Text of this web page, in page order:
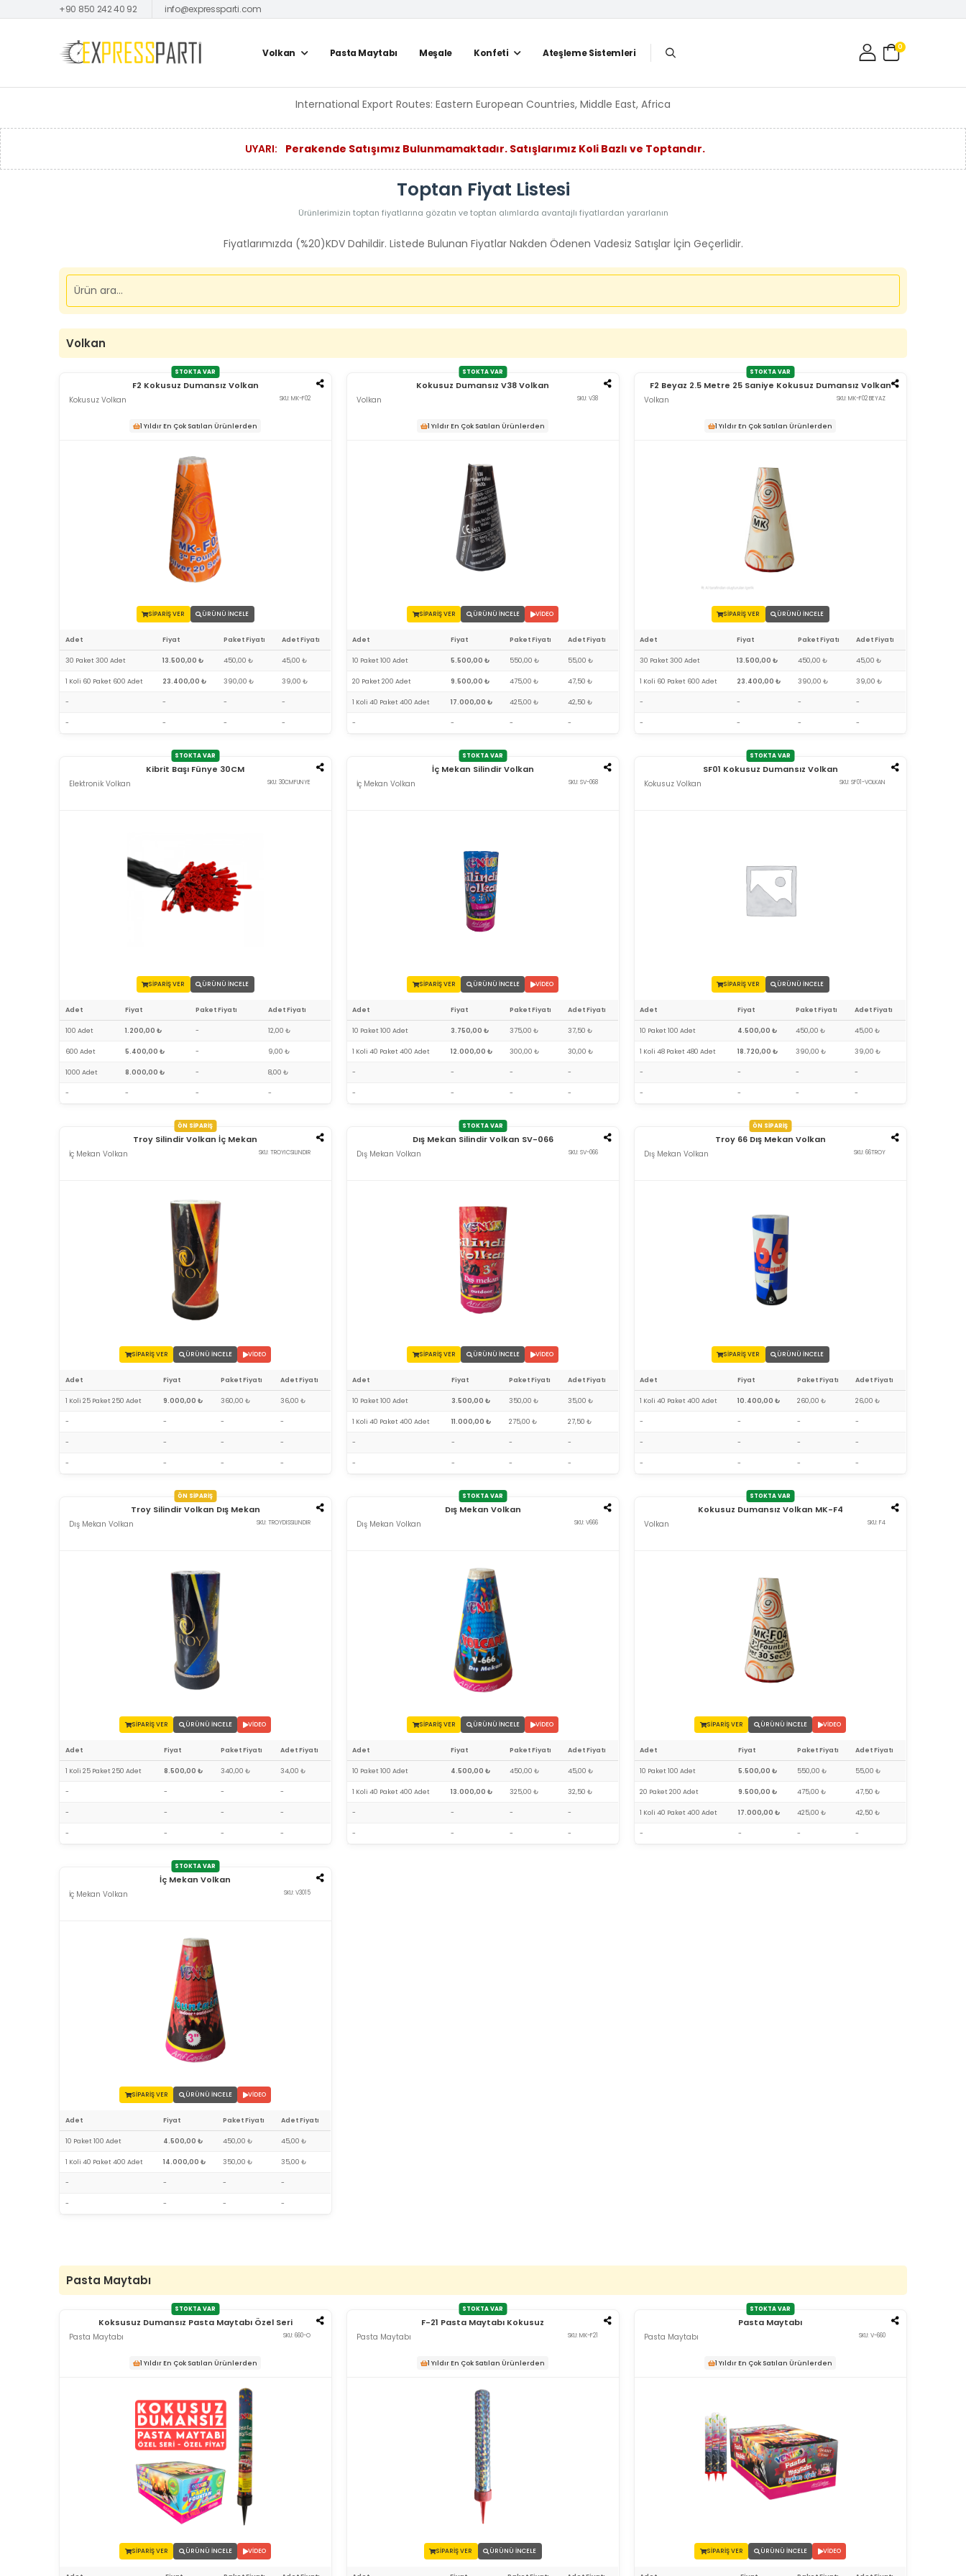
+90 850 242 40 92 info@expressparti.com
Volkan Pasta Maytabı Meşale Konfeti Ateşleme Sistemleri 0
International Export Routes: Eastern European Countries, Middle East, Africa
UYARI: Perakende Satışımız Bulunmamaktadır. Satışlarımız Koli Bazlı ve Toptandır.
Toptan Fiyat Listesi
Ürünlerimizin toptan fiyatlarına gözatın ve toptan alımlarda avantajlı fiyatlardan yararlanın
Fiyatlarımızda (%20)KDV Dahildir. Listede Bulunan Fiyatlar Nakden Ödenen Vadesiz Satışlar İçin Geçerlidir.
Volkan
F2 Kokusuz Dumansız Volkan
Kokusuz Volkan SKU: MK-F02
1 Yıldır En Çok Satılan Ürünlerden
STOKTA VAR
SİPARİŞ VER ÜRÜNÜ İNCELE
Adet Fiyat Paket Fiyatı Adet Fiyatı
30 Paket 300 Adet 13.500,00 ₺ 450,00 ₺ 45,00 ₺
1 Koli 60 Paket 600 Adet 23.400,00 ₺ 390,00 ₺ 39,00 ₺
- - - -
- - - -
Kokusuz Dumansız V38 Volkan
Volkan SKU: V38
1 Yıldır En Çok Satılan Ürünlerden
STOKTA VAR
SİPARİŞ VER ÜRÜNÜ İNCELE VİDEO
Adet Fiyat Paket Fiyatı Adet Fiyatı
10 Paket 100 Adet 5.500,00 ₺ 550,00 ₺ 55,00 ₺
20 Paket 200 Adet 9.500,00 ₺ 475,00 ₺ 47,50 ₺
1 Koli 40 Paket 400 Adet 17.000,00 ₺ 425,00 ₺ 42,50 ₺
- - - -
F2 Beyaz 2.5 Metre 25 Saniye Kokusuz Dumansız Volkan
Volkan SKU: MK-F02 BEYAZ
1 Yıldır En Çok Satılan Ürünlerden
STOKTA VAR
SİPARİŞ VER ÜRÜNÜ İNCELE
Adet Fiyat Paket Fiyatı Adet Fiyatı
30 Paket 300 Adet 13.500,00 ₺ 450,00 ₺ 45,00 ₺
1 Koli 60 Paket 600 Adet 23.400,00 ₺ 390,00 ₺ 39,00 ₺
- - - -
- - - -
Kibrit Başı Fünye 30CM
Elektronik Volkan SKU: 30CMFUNYE
STOKTA VAR
SİPARİŞ VER ÜRÜNÜ İNCELE
Adet Fiyat Paket Fiyatı Adet Fiyatı
100 Adet 1.200,00 ₺ - 12,00 ₺
600 Adet 5.400,00 ₺ - 9,00 ₺
1000 Adet 8.000,00 ₺ - 8,00 ₺
- - - -
İç Mekan Silindir Volkan
İç Mekan Volkan SKU: SV-068
STOKTA VAR
SİPARİŞ VER ÜRÜNÜ İNCELE VİDEO
Adet Fiyat Paket Fiyatı Adet Fiyatı
10 Paket 100 Adet 3.750,00 ₺ 375,00 ₺ 37,50 ₺
1 Koli 40 Paket 400 Adet 12.000,00 ₺ 300,00 ₺ 30,00 ₺
- - - -
- - - -
SF01 Kokusuz Dumansız Volkan
Kokusuz Volkan SKU: SF01-VOLKAN
STOKTA VAR
SİPARİŞ VER ÜRÜNÜ İNCELE
Adet Fiyat Paket Fiyatı Adet Fiyatı
10 Paket 100 Adet 4.500,00 ₺ 450,00 ₺ 45,00 ₺
1 Koli 48 Paket 480 Adet 18.720,00 ₺ 390,00 ₺ 39,00 ₺
- - - -
- - - -
Troy Silindir Volkan İç Mekan
İç Mekan Volkan SKU: TROYICSILINDIR
ÖN SİPARİŞ
SİPARİŞ VER ÜRÜNÜ İNCELE VİDEO
Adet Fiyat Paket Fiyatı Adet Fiyatı
1 Koli 25 Paket 250 Adet 9.000,00 ₺ 360,00 ₺ 36,00 ₺
- - - -
- - - -
- - - -
Dış Mekan Silindir Volkan SV-066
Dış Mekan Volkan SKU: SV-066
STOKTA VAR
SİPARİŞ VER ÜRÜNÜ İNCELE VİDEO
Adet Fiyat Paket Fiyatı Adet Fiyatı
10 Paket 100 Adet 3.500,00 ₺ 350,00 ₺ 35,00 ₺
1 Koli 40 Paket 400 Adet 11.000,00 ₺ 275,00 ₺ 27,50 ₺
- - - -
- - - -
Troy 66 Dış Mekan Volkan
Dış Mekan Volkan SKU: 66TROY
ÖN SİPARİŞ
SİPARİŞ VER ÜRÜNÜ İNCELE
Adet Fiyat Paket Fiyatı Adet Fiyatı
1 Koli 40 Paket 400 Adet 10.400,00 ₺ 260,00 ₺ 26,00 ₺
- - - -
- - - -
- - - -
Troy Silindir Volkan Dış Mekan
Dış Mekan Volkan SKU: TROYDISSILINDIR
ÖN SİPARİŞ
SİPARİŞ VER ÜRÜNÜ İNCELE VİDEO
Adet Fiyat Paket Fiyatı Adet Fiyatı
1 Koli 25 Paket 250 Adet 8.500,00 ₺ 340,00 ₺ 34,00 ₺
- - - -
- - - -
- - - -
Dış Mekan Volkan
Dış Mekan Volkan SKU: V666
STOKTA VAR
SİPARİŞ VER ÜRÜNÜ İNCELE VİDEO
Adet Fiyat Paket Fiyatı Adet Fiyatı
10 Paket 100 Adet 4.500,00 ₺ 450,00 ₺ 45,00 ₺
1 Koli 40 Paket 400 Adet 13.000,00 ₺ 325,00 ₺ 32,50 ₺
- - - -
- - - -
Kokusuz Dumansız Volkan MK-F4
Volkan SKU: F4
STOKTA VAR
SİPARİŞ VER ÜRÜNÜ İNCELE VİDEO
Adet Fiyat Paket Fiyatı Adet Fiyatı
10 Paket 100 Adet 5.500,00 ₺ 550,00 ₺ 55,00 ₺
20 Paket 200 Adet 9.500,00 ₺ 475,00 ₺ 47,50 ₺
1 Koli 40 Paket 400 Adet 17.000,00 ₺ 425,00 ₺ 42,50 ₺
- - - -
İç Mekan Volkan
İç Mekan Volkan SKU: V3015
STOKTA VAR
SİPARİŞ VER ÜRÜNÜ İNCELE VİDEO
Adet Fiyat Paket Fiyatı Adet Fiyatı
10 Paket 100 Adet 4.500,00 ₺ 450,00 ₺ 45,00 ₺
1 Koli 40 Paket 400 Adet 14.000,00 ₺ 350,00 ₺ 35,00 ₺
- - - -
- - - -
Pasta Maytabı
Koksusuz Dumansız Pasta Maytabı Özel Seri
Pasta Maytabı SKU: 660-O
1 Yıldır En Çok Satılan Ürünlerden
STOKTA VAR
SİPARİŞ VER ÜRÜNÜ İNCELE VİDEO
F-21 Pasta Maytabı Kokusuz
Pasta Maytabı SKU: MK-F21
1 Yıldır En Çok Satılan Ürünlerden
STOKTA VAR
SİPARİŞ VER ÜRÜNÜ İNCELE
Pasta Maytabı
Pasta Maytabı SKU: V-660
1 Yıldır En Çok Satılan Ürünlerden
STOKTA VAR
SİPARİŞ VER ÜRÜNÜ İNCELE VİDEO